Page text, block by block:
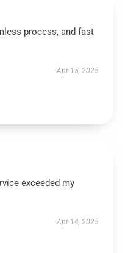
process, and fast
Apr 15, 2025
exceeded my
Apr 14, 2025